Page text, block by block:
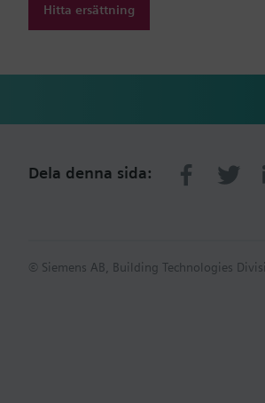
Hitta ersättning
Dela denna sida:
© Siemens AB, Building Technologies